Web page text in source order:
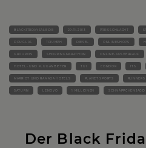
BLACKFRIDAYSALE.DE 29.11.2013 PREISSCHLACHT
DOUGLAS TRIUMPH DIESEL ONLINESHOPS
GROUPON SHOPPINGMARATHON ONLINE-AUSVERKAUF
HOTEL- UND FLUGANBIETER TUI CONDOR ITS
MARRIOT UND RAMADA HOTELS PLANET SPORTS RUNNERS
SATURN LENOVO 1 MILLIONEN SCHNÄPPCHENJAGD
Der Black